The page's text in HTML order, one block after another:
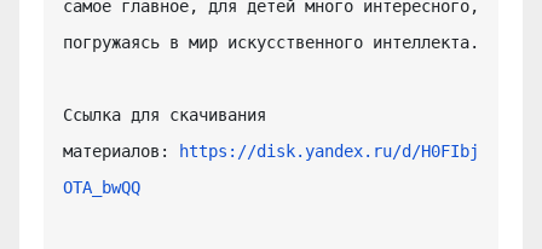
самое главное, для детей много интересного,
погружаясь в мир искусственного интеллекта.
Ссылка для скачивания
материалов:
https://disk.yandex.ru/d/H0FIbj
OTA_bwQQ